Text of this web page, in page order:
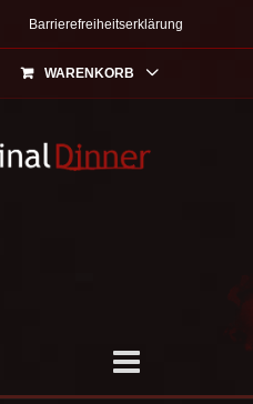
Barrierefreiheitserklärung
WARENKORB